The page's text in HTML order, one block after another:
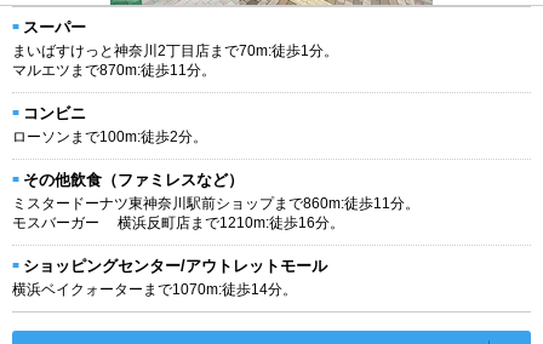
スーパー
まいばすけっと神奈川2丁目店まで70m:徒歩1分。
マルエツまで870m:徒歩11分。
コンビニ
ローソンまで100m:徒歩2分。
その他飲食（ファミレスなど）
ミスタードーナツ東神奈川駅前ショップまで860m:徒歩11分。
モスバーガー 横浜反町店まで1210m:徒歩16分。
ショッピングセンター/アウトレットモール
横浜ベイクォーターまで1070m:徒歩14分。